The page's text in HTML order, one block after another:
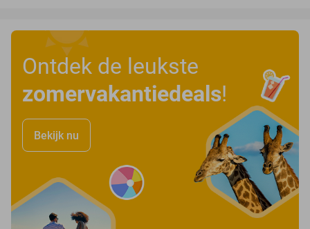
Ontdek de leukste
zomervakantiedeals!
Bekijk nu